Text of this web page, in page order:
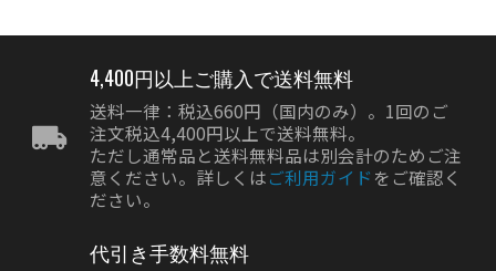
4,400円以上ご購入で送料無料
送料一律：税込660円（国内のみ）。1回のご
注文税込4,400円以上で送料無料。
ただし通常品と送料無料品は別会計のためご注
意ください。詳しくはご利用ガイド をご確認く
ださい。
代引き手数料無料